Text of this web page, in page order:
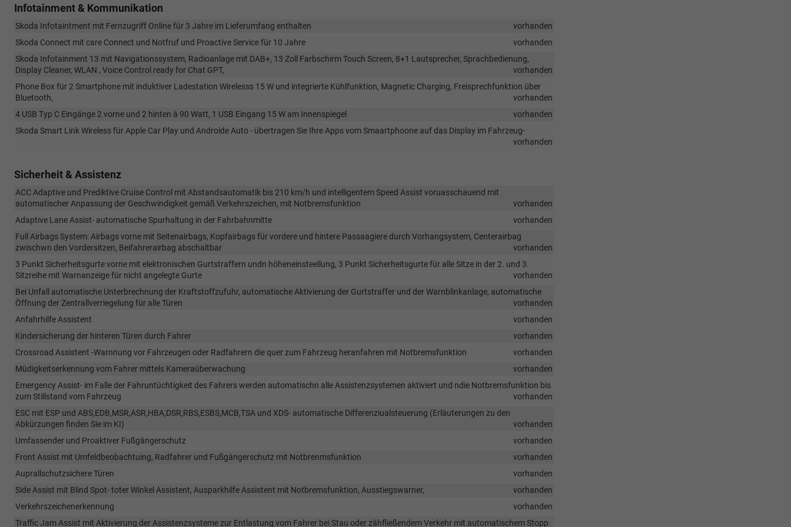
Infotainment & Kommunikation
Skoda Infotaintment mit Fernzugriff Online für 3 Jahre im Lieferumfang enthalten
vorhanden
Skoda Connect mit care Connect und Notfruf und Proactive Service für 10 Jahre
vorhanden
Skoda Infotainment 13 mit Navigationssystem, Radioanlage mit DAB+, 13 Zoll Farbschirm Touch Screen, 8+1 Lautsprecher, Sprachbedienung,
Display Cleaner, WLAN , Voice Control ready for Chat GPT,
vorhanden
Phone Box für 2 Smartphone mit induktiver Ladestation Wirelesss 15 W und integrierte Kühlfunktion, Magnetic Charging, Freisprechfunktion über
Bluetooth,
vorhanden
4 USB Typ C Eingänge 2 vorne und 2 hinten à 90 Watt, 1 USB Eingang 15 W am Innenspiegel
vorhanden
Skoda Smart Link Wireless für Apple Car Play und Androide Auto - übertragen Sie Ihre Apps vom Smaartphoone auf das Display im Fahrzeug-
vorhanden
Sicherheit & Assistenz
ACC Adaptive und Prediktive Cruise Control mit Abstandsautomatik bis 210 km/h und intelligentem Speed Assist voruasschauend mit
automatischer Anpassung der Geschwindigkeit gemäß Verkehrszeichen, mit Notbremsfunktion
vorhanden
Adaptive Lane Assist- automatische Spurhaltung in der Fahrbahnmitte
vorhanden
Full Airbags System: Airbags vorne mit Seitenairbags, Kopfairbags für vordere und hintere Passaagiere durch Vorhangsystem, Centerairbag
zwischwn den Vordersitzen, Beifahrerairbag abschaltbar
vorhanden
3 Punkt Sicherheitsgurte vorne mit elektronischen Gurtstraffern undn höheneinsteellung, 3 Punkt Sicherheitsgurte für alle Sitze in der 2. und 3.
Sitzreihe mit Warnanzeige für nicht angelegte Gurte
vorhanden
Bei Unfall automatische Unterbrechnung der Kraftstoffzufuhr, automatische Aktivierung der Gurtstraffer und der Warnblinkanlage, automatische
Öffnung der Zentrallverriegelung für alle Türen
vorhanden
Anfahrhilfe Assistent
vorhanden
Kindersicherung der hinteren Türen durch Fahrer
vorhanden
Crossroad Assistent -Warnnung vor Fahrzeugen oder Radfahrern die quer zum Fahrzeug heranfahren mit Notbremsfunktion
vorhanden
Müdigkeitserkennung vom Fahrer mittels Kameraüberwachung
vorhanden
Emergency Assist- im Falle der Fahruntüchtigkeit des Fahrers werden automatischn alle Assistenzsystemen aktiviert und ndie Notbremsfunktion bis
zum Stillstand vom Fahrzeug
vorhanden
ESC mit ESP und ABS,EDB,MSR,ASR,HBA,DSR,RBS,ESBS,MCB,TSA und XDS- automatische Differenziualsteuerung (Erläuterungen zu den
Abkürzungen finden Sie im KI)
vorhanden
Umfassender und Proaktiver Fußgängerschutz
vorhanden
Front Assist mit Umfeldbeobachtuing, Radfahrer und Fußgängerschutz mit Notbrenmsfunktion
vorhanden
Auprallschutzsichere Türen
vorhanden
Side Assist mit Blind Spot- toter Winkel Assistent, Ausparkhilfe Assistent mit Notbremsfunktion, Ausstiegswarner,
vorhanden
Verkehrszeichenerkennung
vorhanden
Traffic Jam Assist mit Aktivierung der Assistenzsysteme zur Entlastung vom Fahrer bei Stau oder zähfließendem Verkehr mit automatischem Stopp